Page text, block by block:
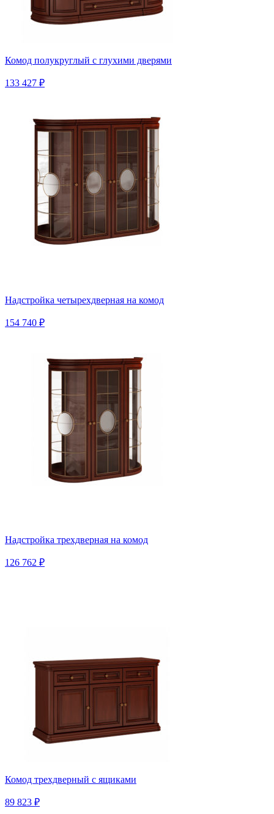
Комод полукруглый с глухими дверями
133 427 ₽
Надстройка четырехдверная на комод
154 740 ₽
Надстройка трехдверная на комод
126 762 ₽
Комод трехдверный с ящиками
89 823 ₽